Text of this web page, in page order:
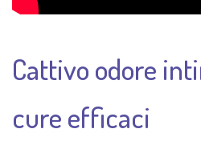
Cattivo odore
cure efficaci